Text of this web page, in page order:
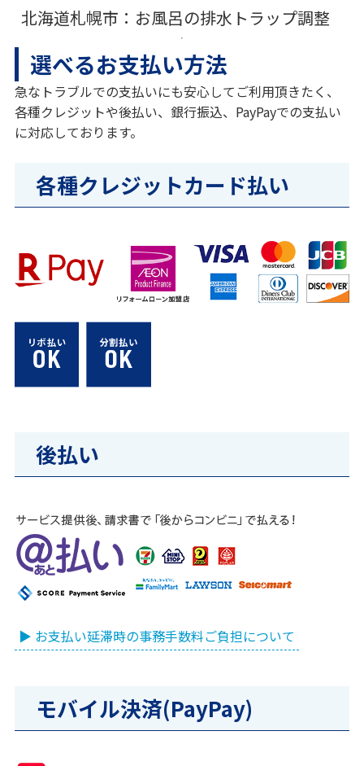
北海道札幌市：お風呂の排水トラップ調整
選べるお支払い方法
急なトラブルでの支払いにも安心してご利用頂きたく、
各種クレジットや後払い、銀行振込、PayPayでの支払い
に対応しております。
各種クレジットカード払い
後払い
▶ お支払い延滞時の事務手数料ご負担について
モバイル決済(PayPay)